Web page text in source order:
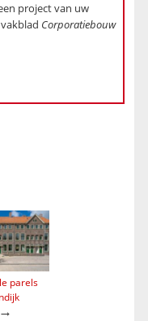
project van uw
Corporatiebouw
parels